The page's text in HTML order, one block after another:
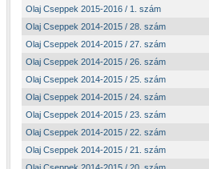
Olaj Cseppek 2015-2016 / 1. szám
Olaj Cseppek 2014-2015 / 28. szám
Olaj Cseppek 2014-2015 / 27. szám
Olaj Cseppek 2014-2015 / 26. szám
Olaj Cseppek 2014-2015 / 25. szám
Olaj Cseppek 2014-2015 / 24. szám
Olaj Cseppek 2014-2015 / 23. szám
Olaj Cseppek 2014-2015 / 22. szám
Olaj Cseppek 2014-2015 / 21. szám